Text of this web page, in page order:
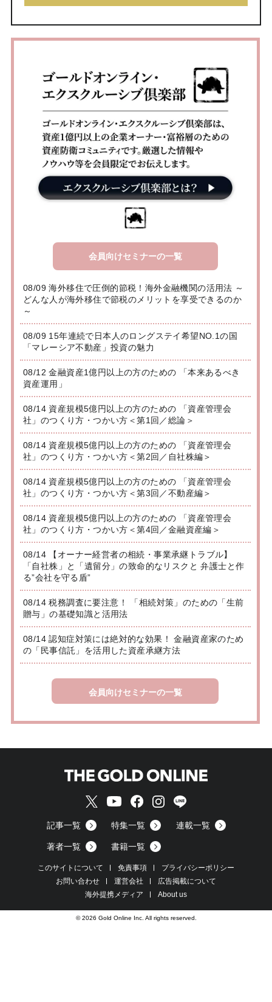
会員向けセミナーの一覧
08/09 海外移住で圧倒的節税！海外金融機関の活用法 ～
どんな人が海外移住で節税のメリットを享受できるのか
～
08/09 15年連続で日本人のロングステイ希望NO.1の国
「マレーシア不動産」投資の魅力
08/12 金融資産1億円以上の方のための 「本来あるべき
資産運用」
08/14 資産規模5億円以上の方のための 「資産管理会
社」のつくり方・つかい方＜第1回／総論＞
08/14 資産規模5億円以上の方のための 「資産管理会
社」のつくり方・つかい方＜第2回／自社株編＞
08/14 資産規模5億円以上の方のための 「資産管理会
社」のつくり方・つかい方＜第3回／不動産編＞
08/14 資産規模5億円以上の方のための 「資産管理会
社」のつくり方・つかい方＜第4回／金融資産編＞
08/14 【オーナー経営者の相続・事業承継トラブル】
「自社株」と「遺留分」の致命的なリスクと 弁護士と作
る”会社を守る盾”
08/14 税務調査に要注意！ 「相続対策」のための「生前
贈与」の基礎知識と活用法
08/14 認知症対策には絶対的な効果！ 金融資産家のため
の「民事信託」を活用した資産承継方法
会員向けセミナーの一覧
記事一覧 特集一覧 連載一覧
著者一覧 書籍一覧
このサイトについて 免責事項
プライバシーポリシー
お問い合わせ
運営会社
広告掲載について
海外提携メディア
About us
© 2026 Gold Online Inc. All rights reserved.